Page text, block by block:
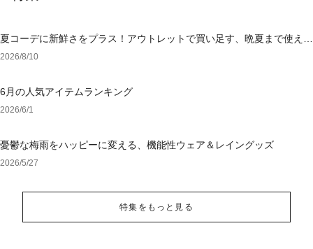
夏コーデに新鮮さをプラス！アウトレットで買い足す、晩夏まで使える
アイテム
2026/8/10
6月の人気アイテムランキング
2026/6/1
憂鬱な梅雨をハッピーに変える、機能性ウェア＆レイングッズ
2026/5/27
特集をもっと見る